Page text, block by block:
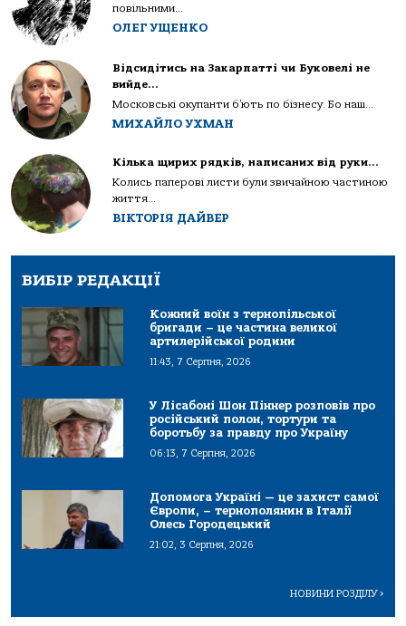
повільними...
ОЛЕГ УЩЕНКО
Відсидітись на Закарпатті чи Буковелі не
вийде…
Московські окупанти б’ють по бізнесу. Бо наш...
МИХАЙЛО УХМАН
Кілька щирих рядків, написаних від руки…
Колись паперові листи були звичайною частиною
життя...
ВІКТОРІЯ ДАЙВЕР
ВИБІР РЕДАКЦІЇ
Кожний воїн з тернопільської
бригади – це частина великої
артилерійської родини
11:43, 7 Серпня, 2026
У Лісабоні Шон Піннер розповів про
російський полон, тортури та
боротьбу за правду про Україну
06:13, 7 Серпня, 2026
Допомога Україні — це захист самої
Європи, – тернополянин в Італії
Олесь Городецький
21:02, 3 Серпня, 2026
НОВИНИ РОЗДІЛУ>